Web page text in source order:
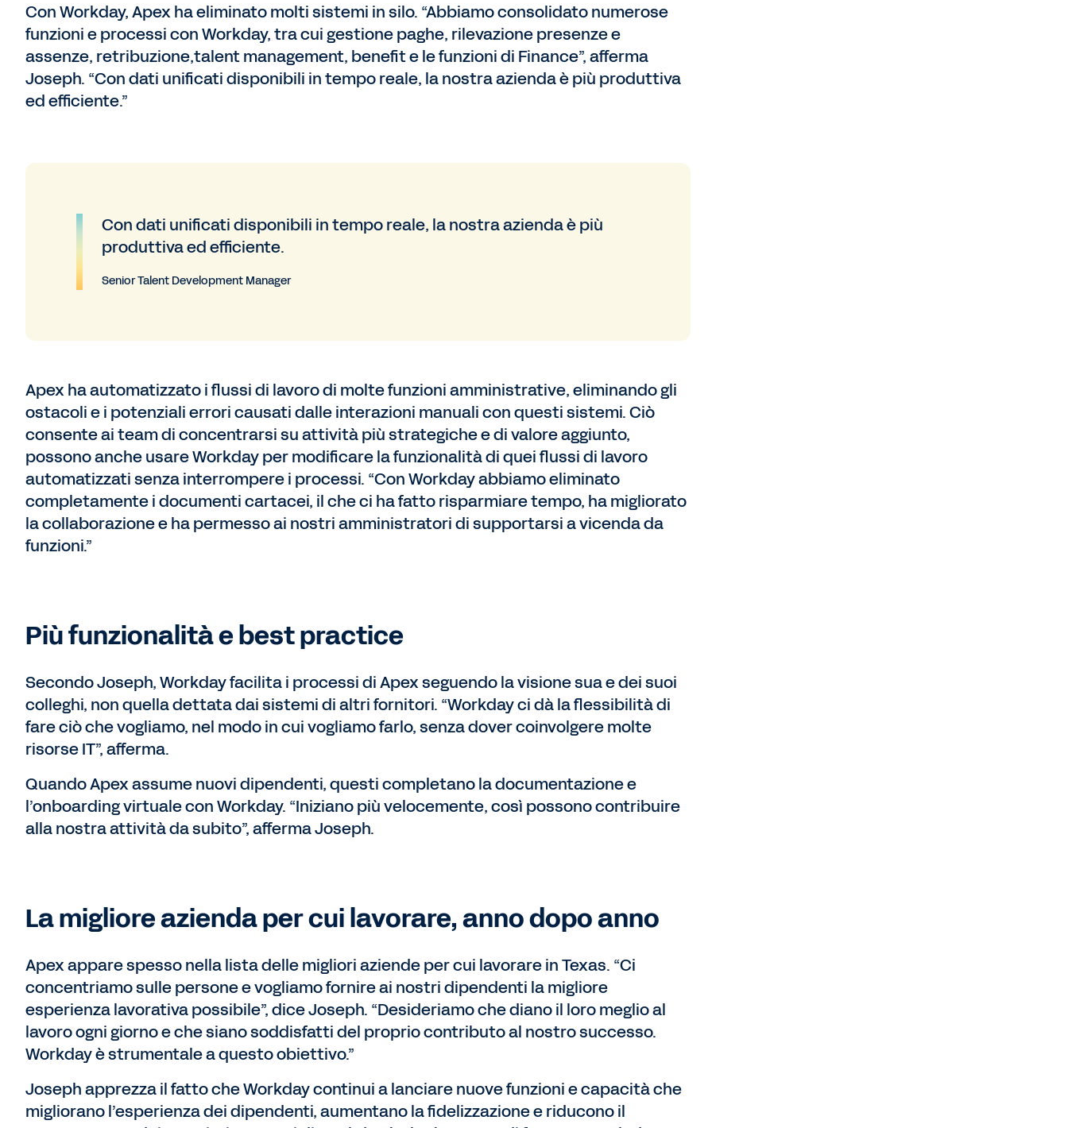
Con Workday, Apex ha eliminato molti sistemi in silo. “Abbiamo consolidato numerose
funzioni e processi con Workday, tra cui gestione paghe, rilevazione presenze e
assenze, retribuzione,talent management, benefit e le funzioni di Finance”, afferma
Joseph. “Con dati unificati disponibili in tempo reale, la nostra azienda è più produttiva
ed efficiente.”
Con dati unificati disponibili in tempo reale, la nostra azienda è più
produttiva ed efficiente.
Senior Talent Development Manager
Apex ha automatizzato i flussi di lavoro di molte funzioni amministrative, eliminando gli
ostacoli e i potenziali errori causati dalle interazioni manuali con questi sistemi. Ciò
consente ai team di concentrarsi su attività più strategiche e di valore aggiunto,
possono anche usare Workday per modificare la funzionalità di quei flussi di lavoro
automatizzati senza interrompere i processi. “Con Workday abbiamo eliminato
completamente i documenti cartacei, il che ci ha fatto risparmiare tempo, ha migliorato
la collaborazione e ha permesso ai nostri amministratori di supportarsi a vicenda da
funzioni.”
Più funzionalità e best practice
Secondo Joseph, Workday facilita i processi di Apex seguendo la visione sua e dei suoi
colleghi, non quella dettata dai sistemi di altri fornitori. “Workday ci dà la flessibilità di
fare ciò che vogliamo, nel modo in cui vogliamo farlo, senza dover coinvolgere molte
risorse IT”, afferma.
Quando Apex assume nuovi dipendenti, questi completano la documentazione e
l’onboarding virtuale con Workday. “Iniziano più velocemente, così possono contribuire
alla nostra attività da subito”, afferma Joseph.
La migliore azienda per cui lavorare, anno dopo anno
Apex appare spesso nella lista delle migliori aziende per cui lavorare in Texas. “Ci
concentriamo sulle persone e vogliamo fornire ai nostri dipendenti la migliore
esperienza lavorativa possibile”, dice Joseph. “Desideriamo che diano il loro meglio al
lavoro ogni giorno e che siano soddisfatti del proprio contributo al nostro successo.
Workday è strumentale a questo obiettivo.”
Joseph apprezza il fatto che Workday continui a lanciare nuove funzioni e capacità che
migliorano l’esperienza dei dipendenti, aumentano la fidelizzazione e riducono il